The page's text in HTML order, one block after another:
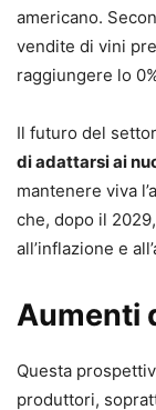
americano.
vendite di vini
raggiungere lo
Il futuro del
di adattarsi ai
mantenere viva
che, dopo il
all’inflazione e
Aumenti
Questa
produttori,